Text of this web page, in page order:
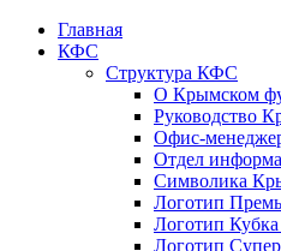
Главная
КФС
Структура КФС
О Крымском
Руководство
Офис-
Отдел
Символика
Логотип
Логотип
Логотип